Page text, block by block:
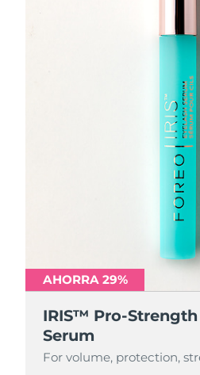
AHORRA 29%
IRIS™ Pro-Strength
Serum
For volume, protection,